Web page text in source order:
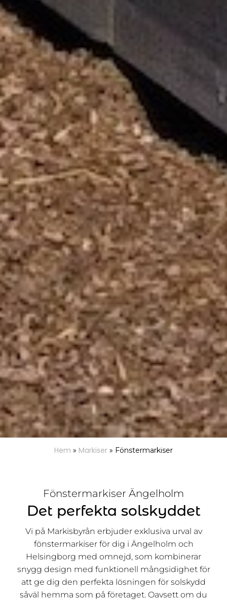
Hem » Markiser » Fönstermarkiser
Fönstermarkiser Ängelholm
Det perfekta solskyddet
Vi på Markisbyrån erbjuder exklusiva urval av
fönstermarkiser för dig i Ängelholm och
Helsingborg med omnejd, som kombinerar
snygg design med funktionell mångsidighet för
att ge dig den perfekta lösningen för solskydd
såväl hemma som på företaget. Oavsett om du